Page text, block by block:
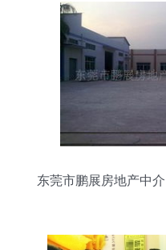
东莞市鹏展房地产中